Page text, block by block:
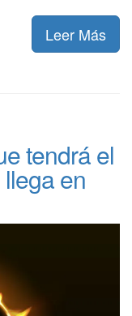
Leer Más
tendrá el
en